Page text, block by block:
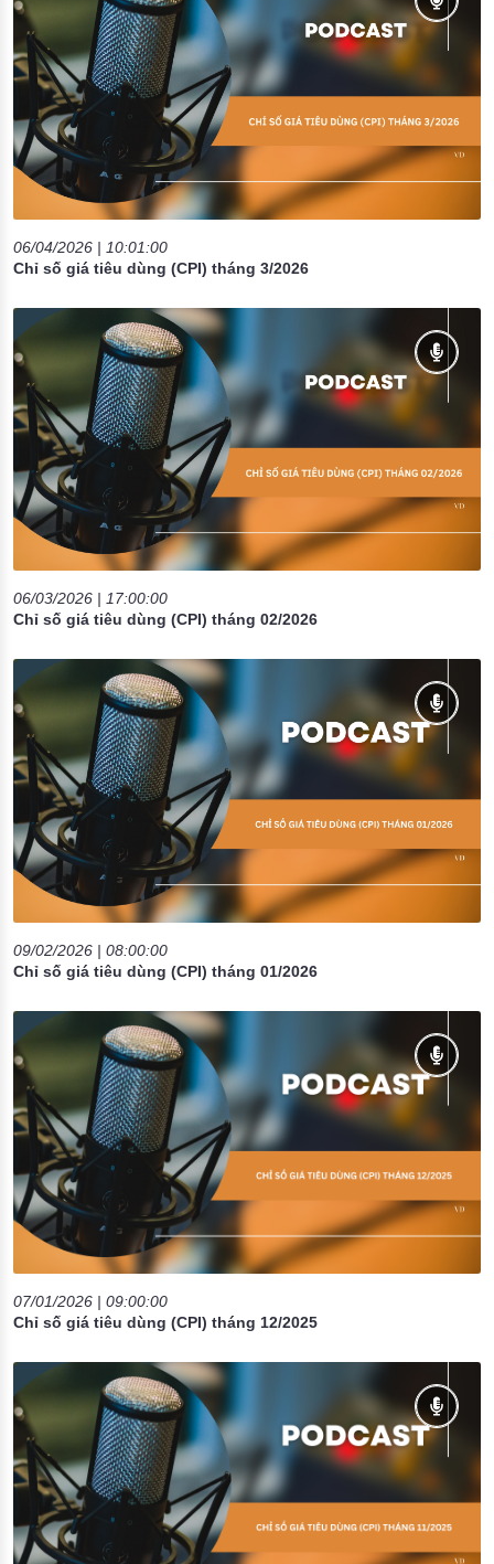
06/04/2026 | 10:01:00
Chỉ số giá tiêu dùng (CPI) tháng 3/2026
06/03/2026 | 17:00:00
Chỉ số giá tiêu dùng (CPI) tháng 02/2026
09/02/2026 | 08:00:00
Chỉ số giá tiêu dùng (CPI) tháng 01/2026
07/01/2026 | 09:00:00
Chỉ số giá tiêu dùng (CPI) tháng 12/2025